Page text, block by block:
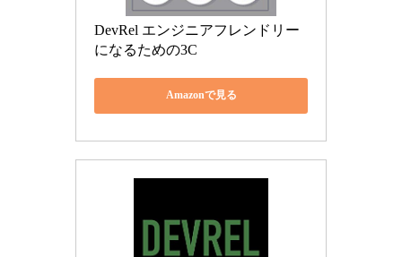
DevRel エンジニアフレンドリー
になるための3C
Amazonで見る